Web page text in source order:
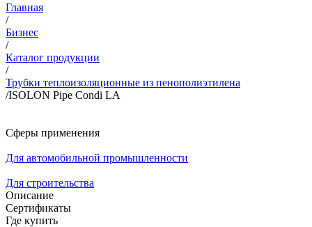
Главная
/
Бизнес
/
Каталог продукции
/
Трубки теплоизоляционные из пенополиэтилена
/ISOLON Pipe Condi LA
Сферы применения
Для автомобильной промышленности
Для строительства
Описание
Сертификаты
Где купить